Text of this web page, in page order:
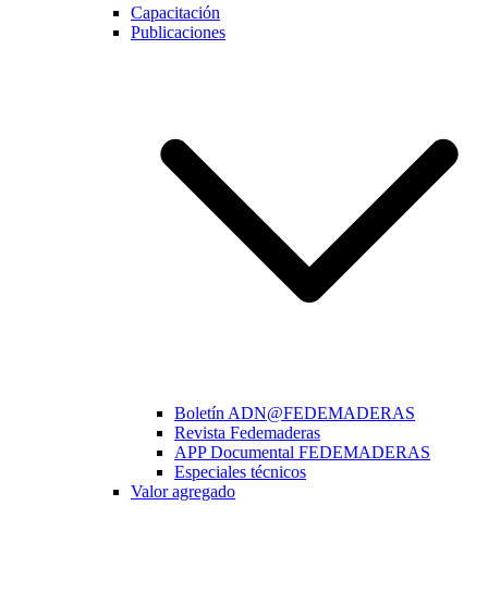
Capacitación
Publicaciones
Boletín ADN@FEDEMADERAS
Revista Fedemaderas
APP Documental FEDEMADERAS
Especiales técnicos
Valor agregado